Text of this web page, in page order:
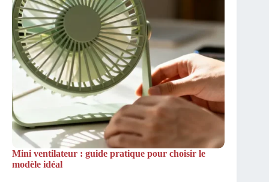
Mini ventilateur : guide pratique pour choisir le
modèle idéal